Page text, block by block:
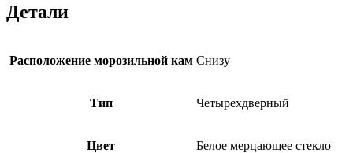
Детали
Расположение морозильной кам Снизу
Тип Четырехдверный
Цвет Белое мерцающее стекло